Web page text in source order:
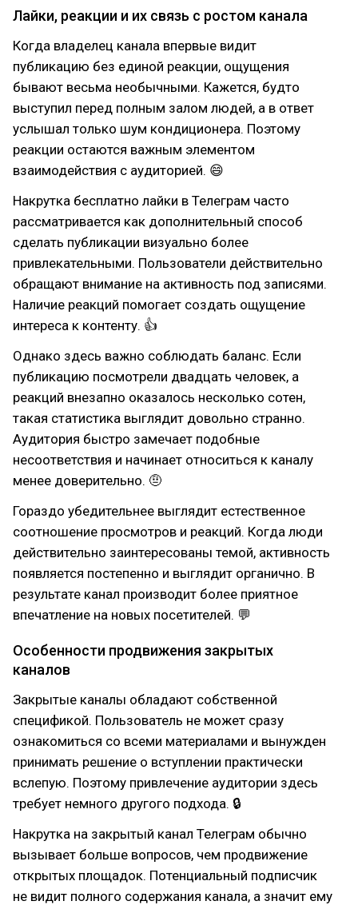
Лайки, реакции и их связь с ростом канала
Когда владелец канала впервые видит
публикацию без единой реакции, ощущения
бывают весьма необычными. Кажется, будто
выступил перед полным залом людей, а в ответ
услышал только шум кондиционера. Поэтому
реакции остаются важным элементом
взаимодействия с аудиторией. 😄
Накрутка бесплатно лайки в Телеграм часто
рассматривается как дополнительный способ
сделать публикации визуально более
привлекательными. Пользователи действительно
обращают внимание на активность под записями.
Наличие реакций помогает создать ощущение
интереса к контенту. 👍
Однако здесь важно соблюдать баланс. Если
публикацию посмотрели двадцать человек, а
реакций внезапно оказалось несколько сотен,
такая статистика выглядит довольно странно.
Аудитория быстро замечает подобные
несоответствия и начинает относиться к каналу
менее доверительно. 🤨
Гораздо убедительнее выглядит естественное
соотношение просмотров и реакций. Когда люди
действительно заинтересованы темой, активность
появляется постепенно и выглядит органично. В
результате канал производит более приятное
впечатление на новых посетителей. 💬
Особенности продвижения закрытых
каналов
Закрытые каналы обладают собственной
спецификой. Пользователь не может сразу
ознакомиться со всеми материалами и вынужден
принимать решение о вступлении практически
вслепую. Поэтому привлечение аудитории здесь
требует немного другого подхода. 🔒
Накрутка на закрытый канал Телеграм обычно
вызывает больше вопросов, чем продвижение
открытых площадок. Потенциальный подписчик
не видит полного содержания канала, а значит ему